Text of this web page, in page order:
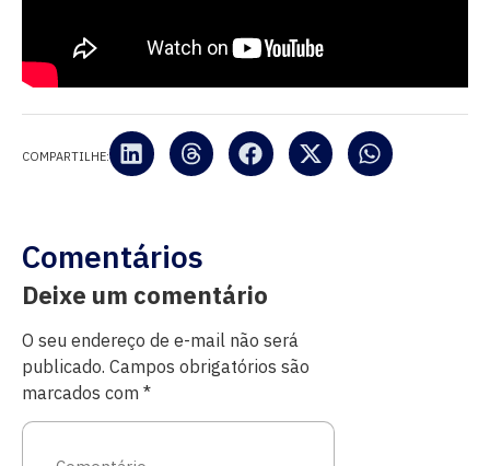
COMPARTILHE:
Comentários
Deixe um comentário
O seu endereço de e-mail não será
publicado. Campos obrigatórios são
marcados com *